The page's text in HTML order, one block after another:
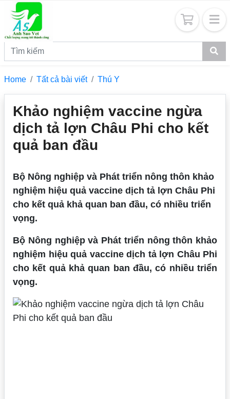
Home Tất cả bài viết Thú Y
Khảo nghiệm vaccine ngừa
dịch tả lợn Châu Phi cho kết
quả ban đầu
Bộ Nông nghiệp và Phát triển nông thôn khảo
nghiệm hiệu quả vaccine dịch tả lợn Châu Phi
cho kết quả khả quan ban đầu, có nhiều triển
vọng.
Bộ Nông nghiệp và Phát triển nông thôn khảo
nghiệm hiệu quả vaccine dịch tả lợn Châu Phi
cho kết quả khả quan ban đầu, có nhiều triển
vọng.